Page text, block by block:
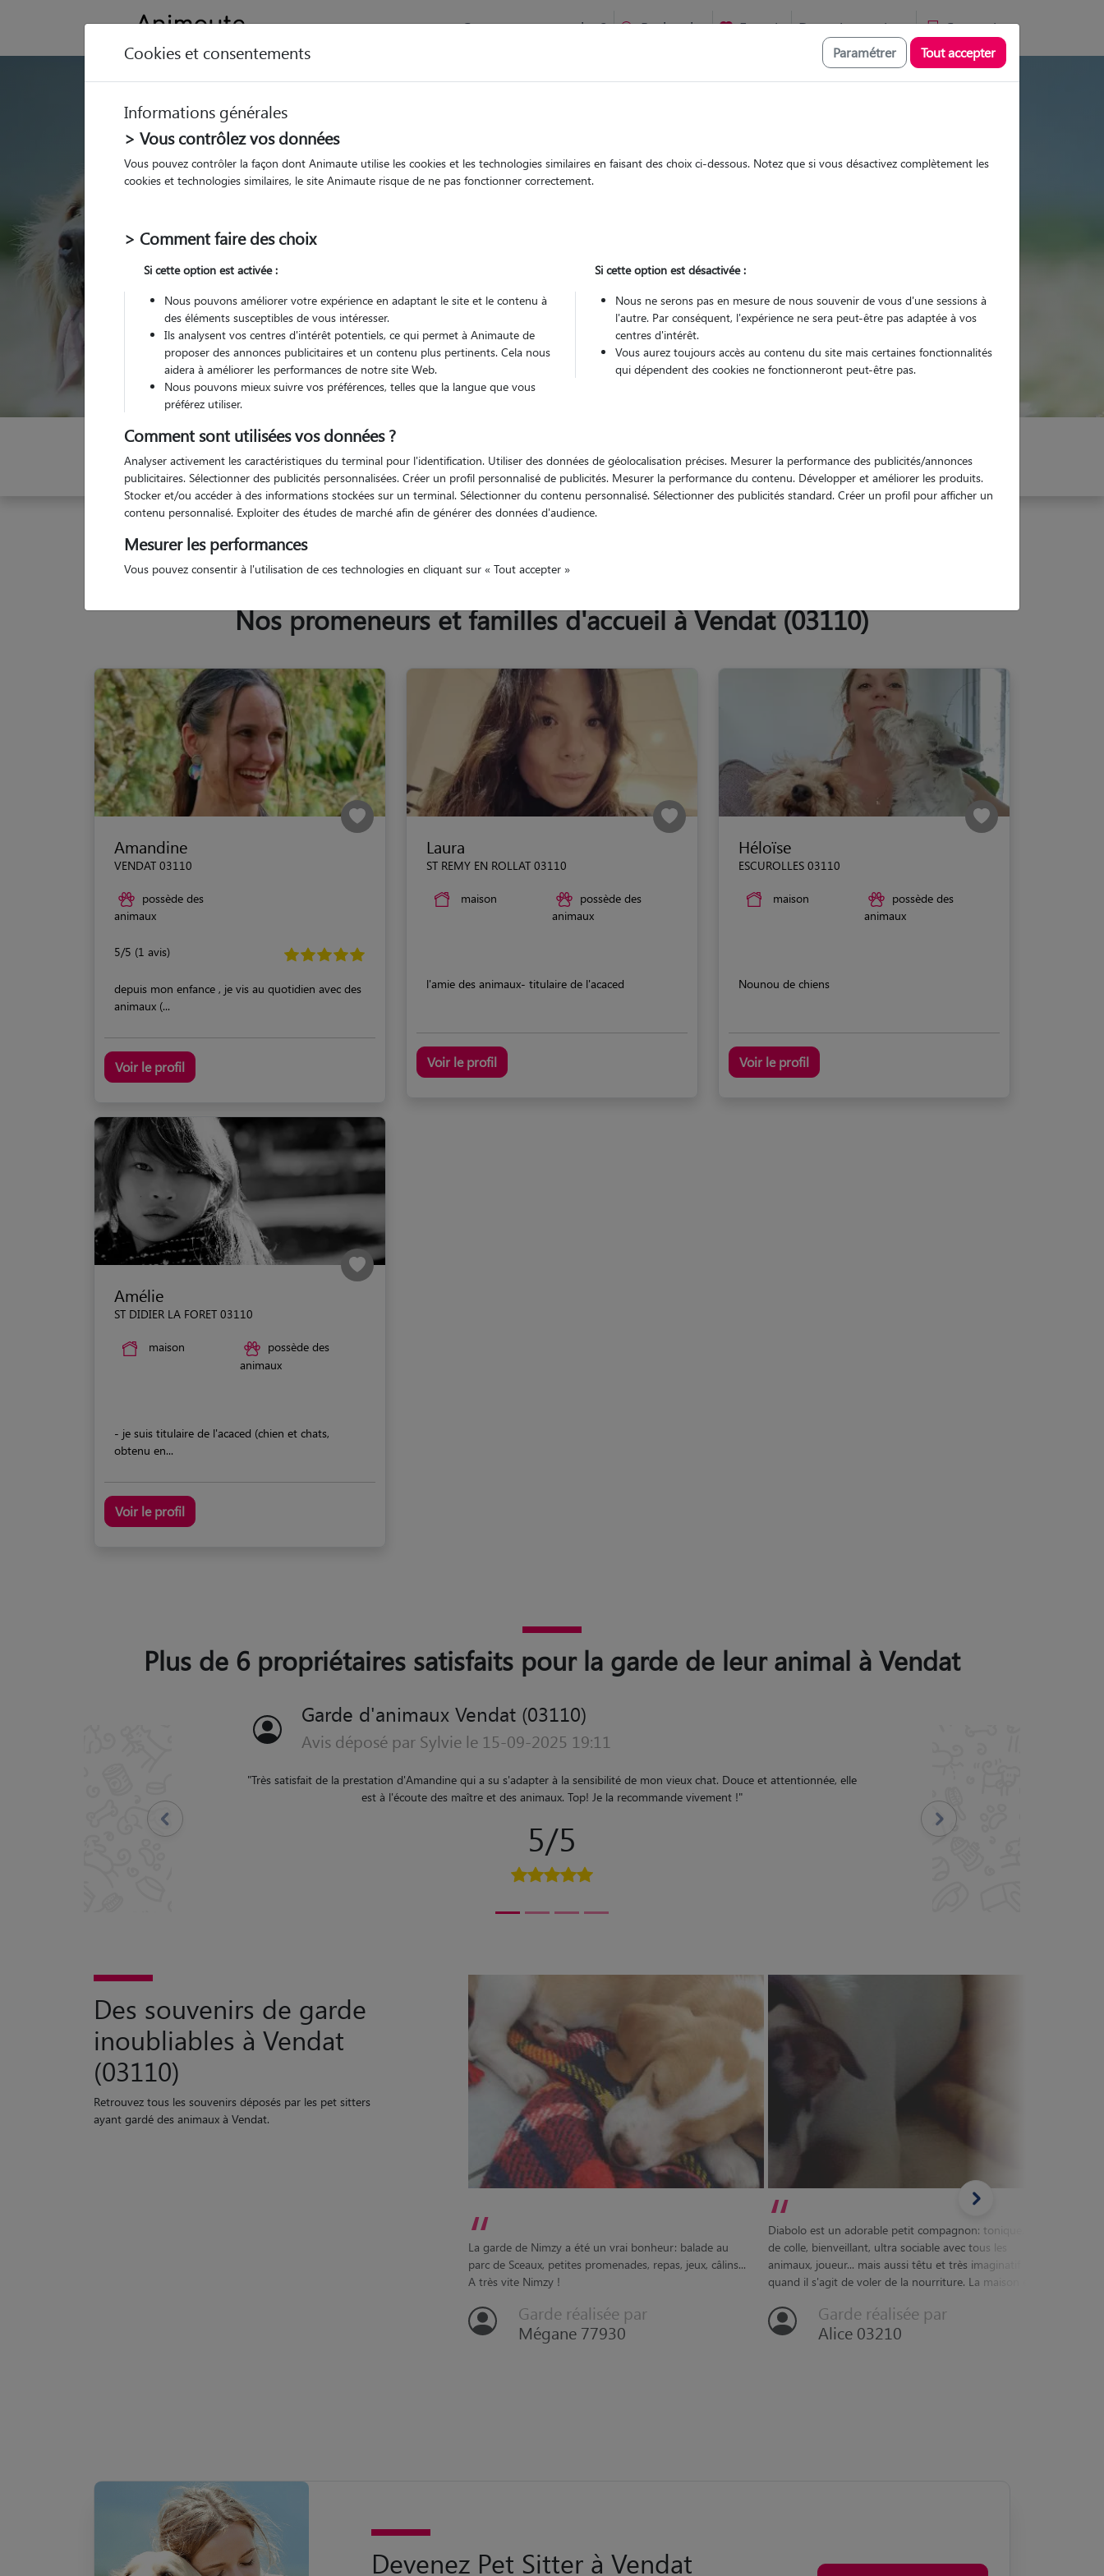
Comment ça marche ? Recherche Favoris Devenir pet sitter Connexion
Trouvez une garde animaux à
Vendat
Garde Promenades
Pour quel animal ?
Trouver mon Pet Sitter
Indiquez vos dates
Nos promeneurs et familles d'accueil à Vendat (03110)
Amandine
VENDAT 03110
possède des
animaux
5/5 (1 avis)
depuis mon enfance , je vis au quotidien avec des
animaux (...
Voir le profil
Laura
ST REMY EN ROLLAT 03110
maison
possède des
animaux
l'amie des animaux- titulaire de l'acaced
Voir le profil
Héloïse
ESCUROLLES 03110
maison
possède des
animaux
Nounou de chiens
Voir le profil
Amélie
ST DIDIER LA FORET 03110
maison
possède des
animaux
- je suis titulaire de l'acaced (chien et chats,
obtenu en...
Voir le profil
Plus de 6 propriétaires satisfaits pour la garde de leur animal à Vendat
Garde d'animaux Vendat (03110)
Avis déposé par ANNIE le 21-08-2023 08:21
"Je suis entièrement satisfaite de l accueil et de la garde de Tiny pendant ces 3 jours. Alexia et son compagnon ont été
attentionnés aux besoins de Tiny, promenades, jeux avec leur adorable chien Newton. Je leur reconfierai sans hésiter mon
5/5
Des souvenirs de garde
inoubliables à Vendat
(03110)
Retrouvez tous les souvenirs déposés par les pet sitters
“
La garde de Nimzy a été un vrai bonheur: balade au
parc de Sceaux, petites promenades, repas, jeux, câlins...
Garde réalisée par
Mégane 77930
“
Diabolo est un adorable petit compagnon: tonique, pot
de colle, bienveillant, ultra sociable avec tous les
animaux, joueur... mais aussi têtu et très imaginatif
Garde réalisée par
Cookies et consentements Paramétrer Tout accepter
Informations générales
> Vous contrôlez vos données
Vous pouvez contrôler la façon dont Animaute utilise les cookies et les technologies similaires en faisant des choix ci-dessous. Notez que si vous désactivez complètement les
cookies et technologies similaires, le site Animaute risque de ne pas fonctionner correctement.
> Comment faire des choix
Si cette option est activée :
Nous pouvons améliorer votre expérience en adaptant le site et le contenu à
des éléments susceptibles de vous intéresser.
Ils analysent vos centres d'intérêt potentiels, ce qui permet à Animaute de
proposer des annonces publicitaires et un contenu plus pertinents. Cela nous
aidera à améliorer les performances de notre site Web.
Nous pouvons mieux suivre vos préférences, telles que la langue que vous
préférez utiliser.
Si cette option est désactivée :
Nous ne serons pas en mesure de nous souvenir de vous d'une sessions à
l'autre. Par conséquent, l'expérience ne sera peut-être pas adaptée à vos
centres d'intérêt.
Vous aurez toujours accès au contenu du site mais certaines fonctionnalités
qui dépendent des cookies ne fonctionneront peut-être pas.
Comment sont utilisées vos données ?
Analyser activement les caractéristiques du terminal pour l'identification. Utiliser des données de géolocalisation précises. Mesurer la performance des publicités/annonces
publicitaires. Sélectionner des publicités personnalisées. Créer un profil personnalisé de publicités. Mesurer la performance du contenu. Développer et améliorer les produits.
Stocker et/ou accéder à des informations stockées sur un terminal. Sélectionner du contenu personnalisé. Sélectionner des publicités standard. Créer un profil pour afficher un
contenu personnalisé. Exploiter des études de marché afin de générer des données d'audience.
Mesurer les performances
Vous pouvez consentir à l'utilisation de ces technologies en cliquant sur « Tout accepter »